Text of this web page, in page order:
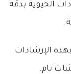
الحيوية بدقة
الإرشادات
تام.